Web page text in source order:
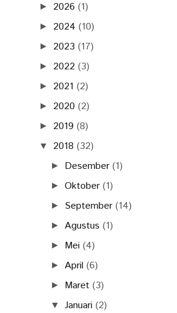
► 2026 (1)
► 2024 (10)
► 2023 (17)
► 2022 (3)
► 2021 (2)
► 2020 (2)
► 2019 (8)
▼ 2018 (32)
► Desember (1)
►Oktober (1)
► September (14)
► Agustus (1)
► Mei (4)
► April (6)
► Maret (3)
▼ Januari (2)